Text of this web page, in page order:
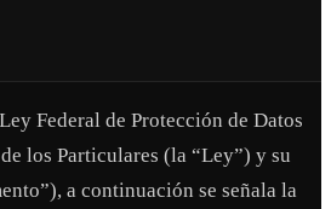
Federal de Protección de Datos
los Particulares (la “Ley”) y su
a continuación se señala la